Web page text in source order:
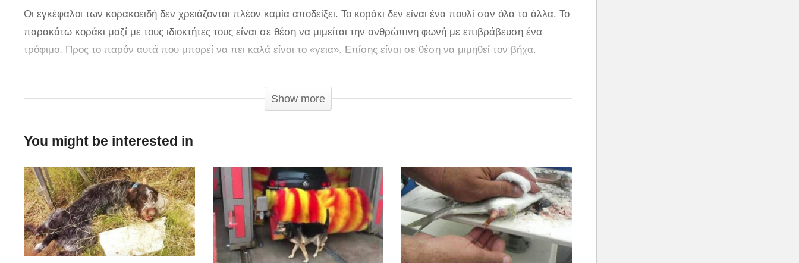
Οι εγκέφαλοι των κορακοειδή δεν χρειάζονται πλέον καμία αποδείξει. Το κοράκι δεν είναι ένα πουλί σαν όλα τα άλλα. Το
παρακάτω κοράκι μαζί με τους ιδιοκτήτες τους είναι σε θέση να μιμείται την ανθρώπινη φωνή με επιβράβευση ένα
τρόφιμο. Προς το παρόν αυτά που μπορεί να πει καλά είναι το «γεια». Επίσης είναι σε θέση να μιμηθεί τον βήχα.
Show more
You might be interested in